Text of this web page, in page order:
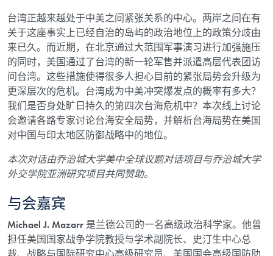
台湾正越来越处于中美之间紧张关系的中心。两岸之间在有
关于这座事实上已经自治的岛屿的政治地位上的政策分歧由
来已久。而近期，在北京通过大范围军事演习进行加强施压
的同时，美国通过了台湾的新一轮军售并派遣高层代表团访
问台湾。这些措施使得很多人担心目前的紧张局势会升级为
更深层次的危机。台湾成为中美冲突爆发点的概率有多大？
我们是否身处旷日持久的第四次台海危机中？本次线上讨论
会邀请各路专家讨论台海安全局势，并解析台海局势在美国
对中国与印太地区防御战略中的地位。
本次对话由乔治城大学美中全球议题对话项目与乔治城大学
外交学院亚洲研究项目共同赞助。
与会嘉宾
Michael J. Mazarr 是兰德公司的一名高级政治科学家。他曾
担任美国国家战争学院教授与学术副院长、史汀生中心总